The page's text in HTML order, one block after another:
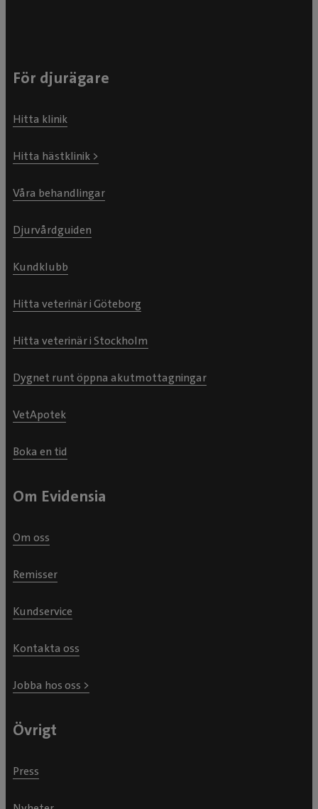
För djurägare
Hitta klinik
Hitta hästklinik >
Våra behandlingar
Djurvårdguiden
Kundklubb
Hitta veterinär i Göteborg
Hitta veterinär i Stockholm
Dygnet runt öppna akutmottagningar
VetApotek
Boka en tid
Om Evidensia
Om oss
Remisser
Kundservice
Kontakta oss
Jobba hos oss >
Övrigt
Press